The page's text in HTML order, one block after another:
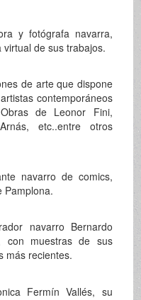
y fotógrafa navarra,
de sus trabajos.
de arte que dispone
contemporáneos
de Leonor Fini,
etc..entre otros
navarro de comics,
Pamplona.
navarro Bernardo
con muestras de sus
más recientes.
Fermín Vallés, su